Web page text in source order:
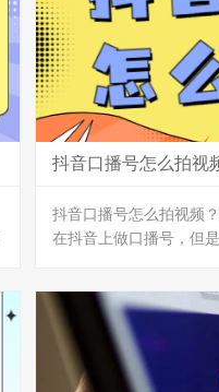
在这几个可依靠的属性
创作的图文更容易出爆
很适合新手自媒体运营
2、企鹅号
企鹅号腾讯企下自媒体平
抖音口播号怎么拍视
抖音口播号怎么拍视频
在抖音上做口播号，但
个是怎么做的？这怎么
确定主题和内容：在拍
这样才能更好地为您的
准备好道具和背景：根
背景，这样可以让您的